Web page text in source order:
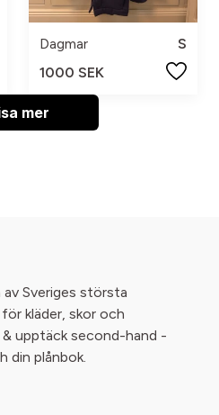
Dagmar
S
1000 SEK
mer
av Sveriges största
kläder, skor och
upptäck second-hand -
din plånbok.